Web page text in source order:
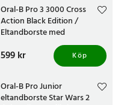
Oral-B Pro 3 3000 Cross
Action Black Edition /
Eltandborste med
Pris:599 kr
599 kr Köp
Oral-B Pro Junior
eltandborste Star Wars 2